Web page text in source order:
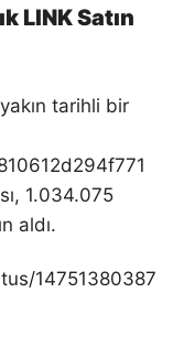
LINK Satın
tarihli bir
1.034.075
aldı.
14751380387